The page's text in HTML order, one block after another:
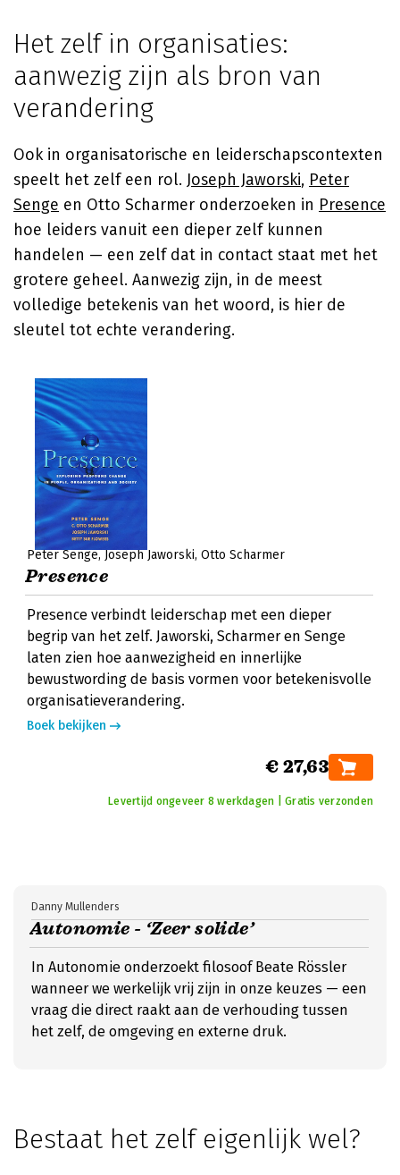
Het zelf in organisaties:
aanwezig zijn als bron van
verandering
Ook in organisatorische en leiderschapscontexten
speelt het zelf een rol. Joseph Jaworski, Peter
Senge en Otto Scharmer onderzoeken in Presence
hoe leiders vanuit een dieper zelf kunnen
handelen — een zelf dat in contact staat met het
grotere geheel. Aanwezig zijn, in de meest
volledige betekenis van het woord, is hier de
sleutel tot echte verandering.
Peter Senge Joseph Jaworski Otto Scharmer
Presence
Presence verbindt leiderschap met een dieper
begrip van het zelf. Jaworski, Scharmer en Senge
laten zien hoe aanwezigheid en innerlijke
bewustwording de basis vormen voor betekenisvolle
organisatieverandering.
Boek bekijken
€ 27,63
Levertijd ongeveer 8 werkdagen | Gratis verzonden
Autonomie - ‘Zeer solide’
Danny Mullenders
In Autonomie onderzoekt filosoof Beate Rössler
wanneer we werkelijk vrij zijn in onze keuzes — een
vraag die direct raakt aan de verhouding tussen
het zelf, de omgeving en externe druk.
Bestaat het zelf eigenlijk wel?